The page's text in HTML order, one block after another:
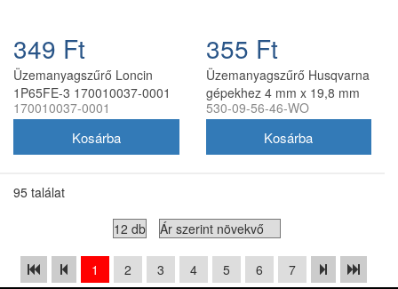
349 Ft
Üzemanyagszűrő Loncin
1P65FE-3 170010037-0001
170010037-0001
355 Ft
Üzemanyagszűrő Husqvarna
gépekhez 4 mm x 19,8 mm
utángyártott
530-09-56-46-WO
95 találat
1 2 3 4 5 6 7